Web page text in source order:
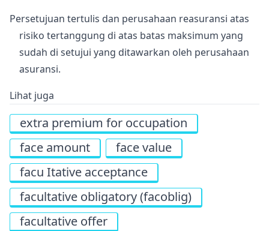
Persetujuan tertulis dan perusahaan reasuransi atas
risiko tertanggung di atas batas maksimum yang
sudah di setujui yang ditawarkan oleh perusahaan
asuransi.
Lihat juga
extra premium for occupation
face amount
face value
facu Itative acceptance
facultative obligatory (facoblig)
facultative offer